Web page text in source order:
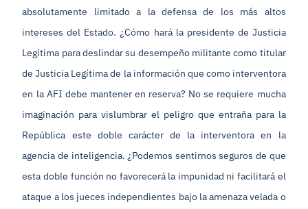
absolutamente limitado a la defensa de los más altos
intereses del Estado. ¿Cómo hará la presidente de Justicia
Legítima para deslindar su desempeño militante como titular
de Justicia Legítima de la información que como interventora
en la AFI debe mantener en reserva? No se requiere mucha
imaginación para vislumbrar el peligro que entraña para la
República este doble carácter de la interventora en la
agencia de inteligencia. ¿Podemos sentirnos seguros de que
esta doble función no favorecerá la impunidad ni facilitará el
ataque a los jueces independientes bajo la amenaza velada o